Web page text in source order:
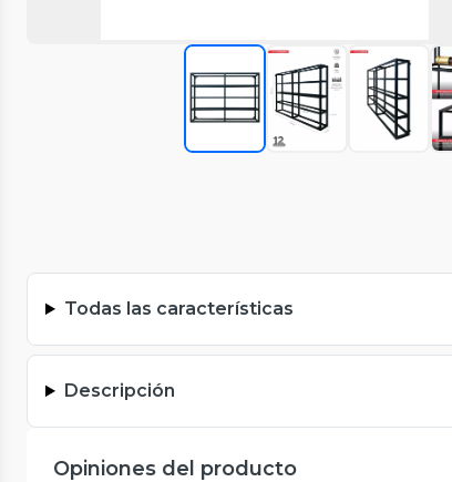
Todas las características
Descripción
Opiniones del producto